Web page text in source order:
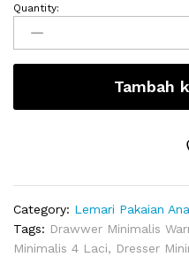
Lemari
Nakas
Anak
Model
Tinggi
Quantity:
Tambah
Category: Lemari Pakaian
Tags: Drawwer Minimalis
Minimalis 4 Laci, Dresser